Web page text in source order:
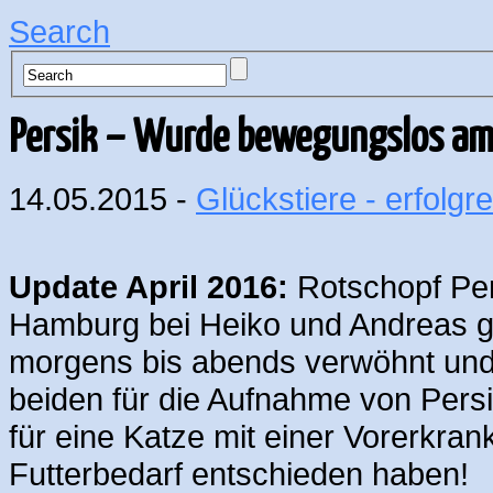
Search
Persik – Wurde bewegungslos
14.05.2015 - Glückstiere -
Update April 2016: Rotschopf
Hamburg bei Heiko und Andreas
morgens bis abends verwöhnt
beiden für die Aufnahme von
für eine Katze mit einer
Futterbedarf entschieden haben!